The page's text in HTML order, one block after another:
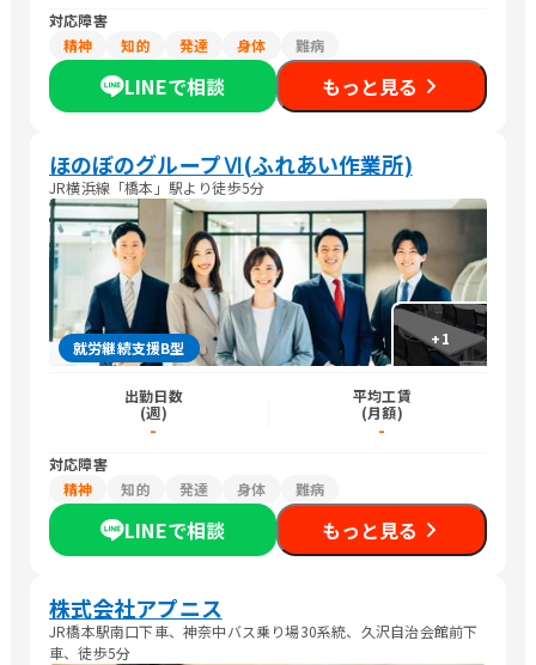
対応障害
精神
知的 発達 身体 難病
LINEで相談 もっと見る
ほのぼのグループⅥ(ふれあい作業所)
JR横浜線「橋本」駅より徒歩5分
+1
就労継続支援B型
出勤日数
(週)
-
平均工賃
(月額)
-
対応障害
精神
知的 発達 身体 難病
LINEで相談 もっと見る
株式会社アプニス
JR橋本駅南口下車、神奈中バス乗り場30系統、久沢自治会館前下
車、徒歩5分